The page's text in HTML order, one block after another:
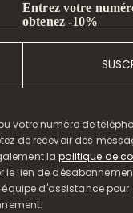
Entrez votre
obtenez -10%
votre numéro de
de recevoir des
lapolitique de
le lien de
d'assistance pour